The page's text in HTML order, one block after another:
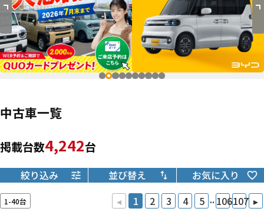
中古車一覧
掲載台数4,242台
絞り込み 並び替え お気に入り
1-40台 ◂ 1 2 3 4 5 .. 106107 ▸